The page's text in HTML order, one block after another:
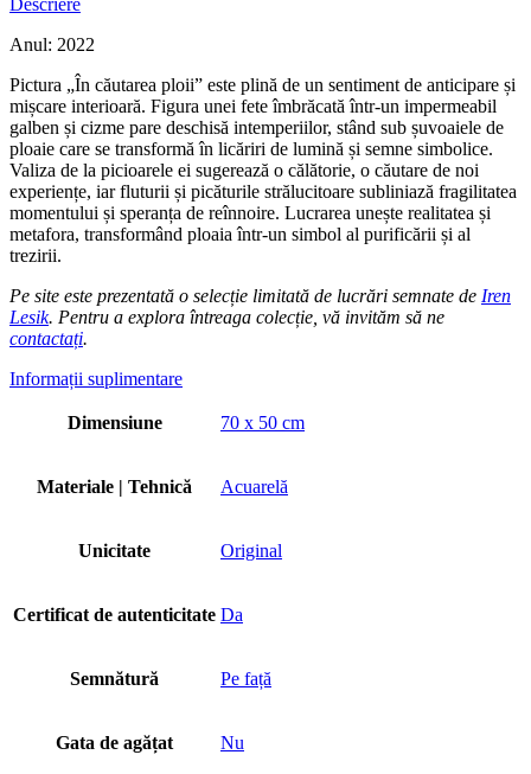
Anul: 2022
Pictura „În căutarea ploii” este plină de un sentiment de anticipare și
mișcare interioară. Figura unei fete îmbrăcată într-un impermeabil
galben și cizme pare deschisă intemperiilor, stând sub șuvoaiele de
ploaie care se transformă în licăriri de lumină și semne simbolice.
Valiza de la picioarele ei sugerează o călătorie, o căutare de noi
experiențe, iar fluturii și picăturile strălucitoare subliniază fragilitatea
momentului și speranța de reînnoire. Lucrarea unește realitatea și
metafora, transformând ploaia într-un simbol al purificării și al
trezirii.
Pe site este prezentată o selecție limitată de lucrări semnate de Iren
Lesik. Pentru a explora întreaga colecție, vă invităm să ne
contactați.
Informații suplimentare
Dimensiune 70 x 50 cm
Materiale | Tehnică Acuarelă
Unicitate Original
Certificat de autenticitate Da
Semnătură Pe față
Gata de agățat Nu